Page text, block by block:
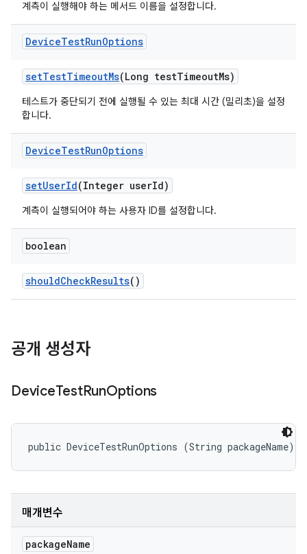
계측이 실행해야 하는 메서드 이름을 설정합니다.
DeviceTestRunOptions
setTestTimeoutMs(Long testTimeoutMs)
테스트가 중단되기 전에 실행될 수 있는 최대 시간 (밀리초)을 설정
합니다.
DeviceTestRunOptions
setUserId(Integer userId)
계측이 실행되어야 하는 사용자 ID를 설정합니다.
boolean
shouldCheckResults()
공개 생성자
DeviceTestRunOptions
public DeviceTestRunOptions (String packageName)
매개변수
packageName